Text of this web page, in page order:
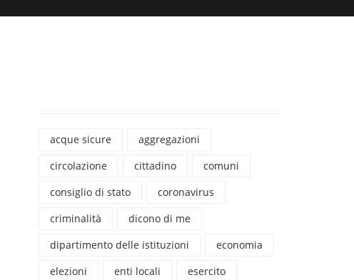
acque sicure
aggregazioni
circolazione
cittadino
comuni
consiglio di stato
coronavirus
criminalità
dicono di me
dipartimento delle istituzioni
economia
elezioni
enti locali
esercito